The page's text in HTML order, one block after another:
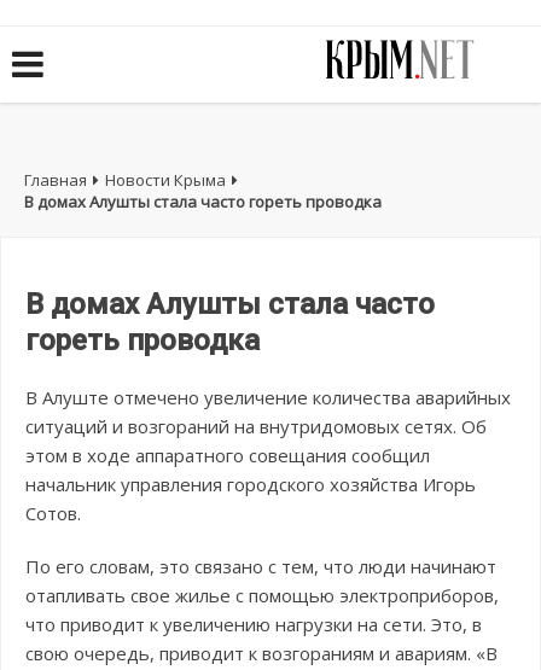
Главная
Новости Крыма
В домах Алушты стала часто гореть проводка
В домах Алушты стала часто
гореть проводка
В Алуште отмечено увеличение количества аварийных
ситуаций и возгораний на внутридомовых сетях. Об
этом в ходе аппаратного совещания сообщил
начальник управления городского хозяйства Игорь
Сотов.
По его словам, это связано с тем, что люди начинают
отапливать свое жилье с помощью электроприборов,
что приводит к увеличению нагрузки на сети. Это, в
свою очередь, приводит к возгораниям и авариям. «В